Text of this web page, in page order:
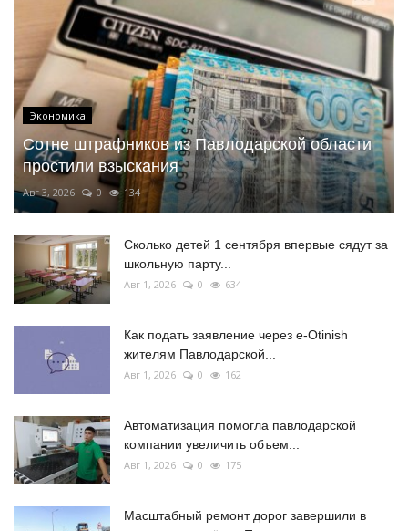
Экономика
Сотне штрафников из Павлодарской области
простили взыскания
Авг 3, 2026 0 134
Сколько детей 1 сентября впервые сядут за
школьную парту...
Авг 1, 2026 0 634
Как подать заявление через e-Otinish
жителям Павлодарской...
Авг 1, 2026 0 162
Автоматизация помогла павлодарской
компании увеличить объем...
Авг 1, 2026 0 175
Масштабный ремонт дорог завершили в